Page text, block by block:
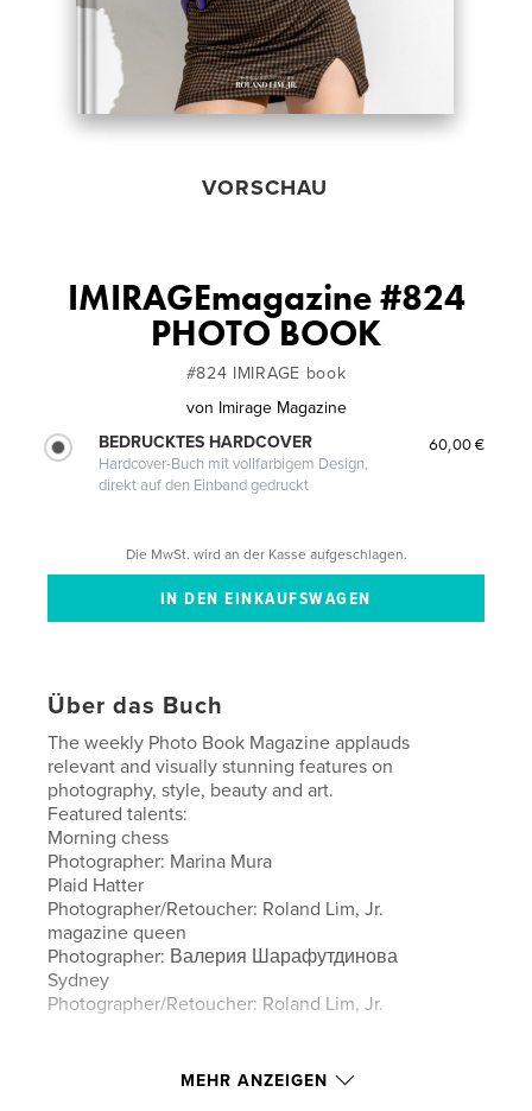
VORSCHAU
IMIRAGEmagazine #824
PHOTO BOOK
#824 IMIRAGE book
von Imirage Magazine
BEDRUCKTES HARDCOVER
Hardcover-Buch mit vollfarbigem Design,
direkt auf den Einband gedruckt
60,00 €
Die MwSt. wird an der Kasse aufgeschlagen.
Über das Buch
The weekly Photo Book Magazine applauds
relevant and visually stunning features on
photography, style, beauty and art.
Featured talents:
Morning chess
Photographer: Marina Mura
Plaid Hatter
Photographer/Retoucher: Roland Lim, Jr.
magazine queen
Photographer: Валерия Шарафутдинова
Sydney
Photographer/Retoucher: Roland Lim, Jr.
Autorenwebsite
http://www.imiragemagazine.com
MEHR ANZEIGEN